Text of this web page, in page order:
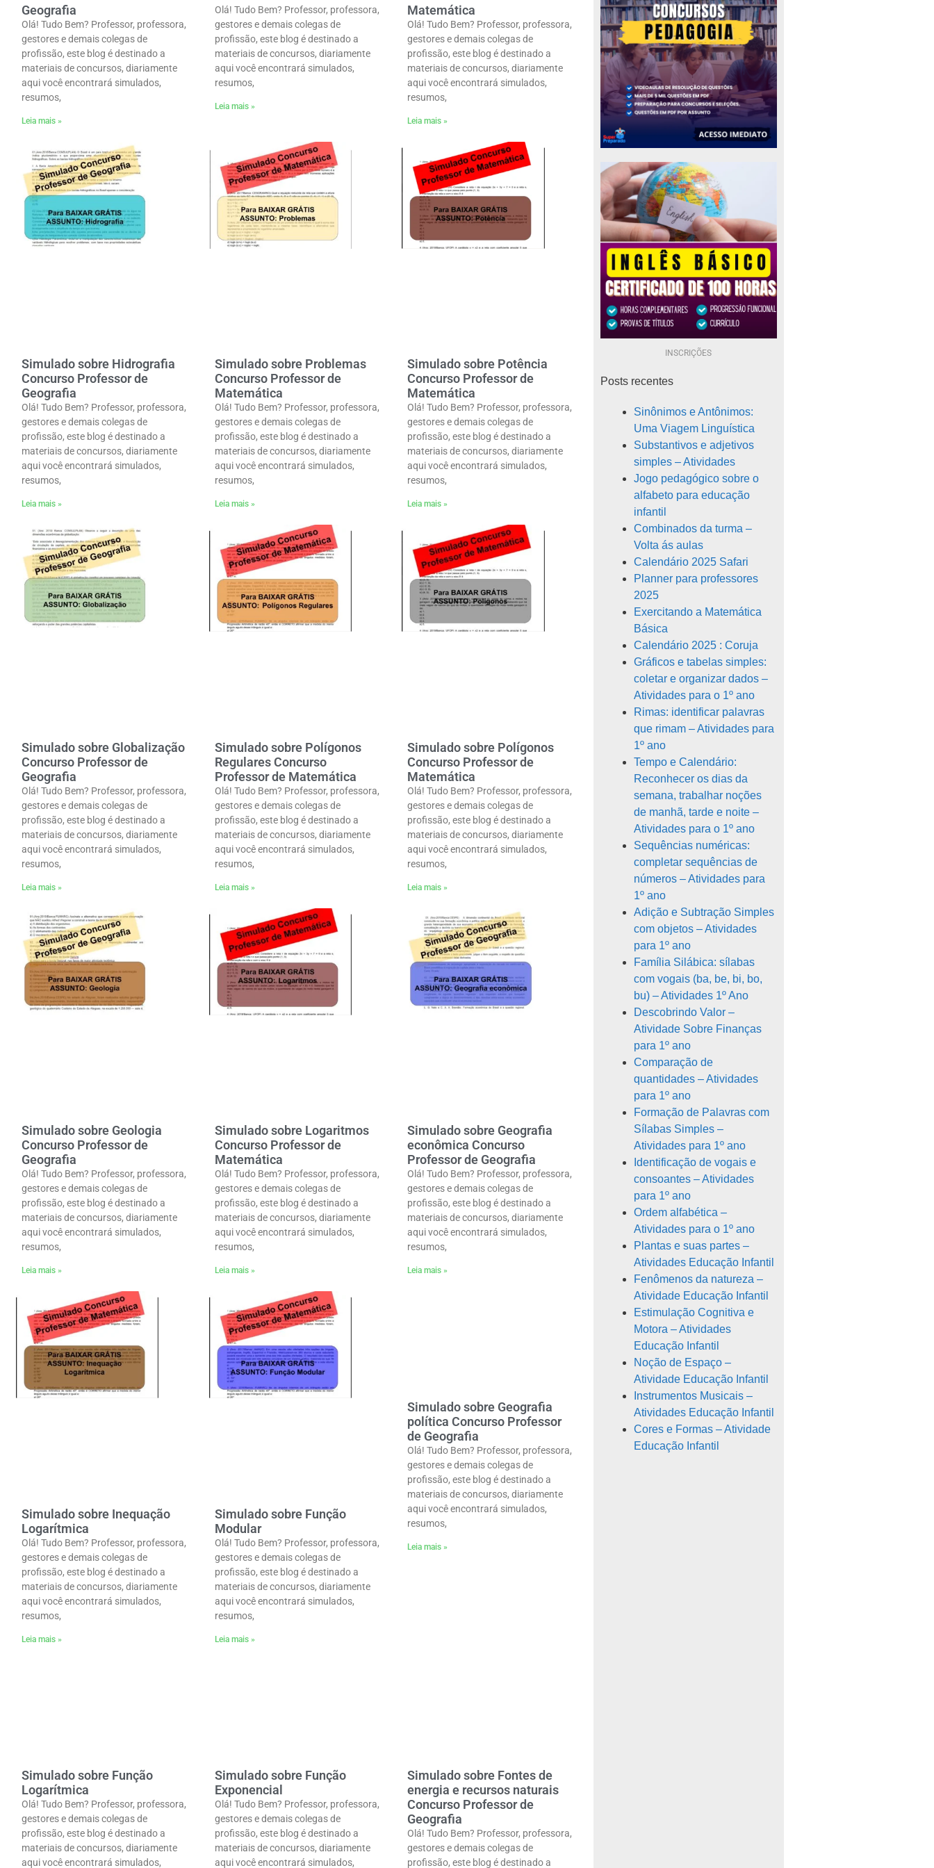
Geografia
Olá! Tudo Bem? Professor, professora,
gestores e demais colegas de
profissão, este blog é destinado a
materiais de concursos, diariamente
aqui você encontrará simulados,
resumos,
Leia mais »
Olá! Tudo Bem? Professor, professora,
gestores e demais colegas de
profissão, este blog é destinado a
materiais de concursos, diariamente
aqui você encontrará simulados,
resumos,
Leia mais »
Matemática
Olá! Tudo Bem? Professor, professora,
gestores e demais colegas de
profissão, este blog é destinado a
materiais de concursos, diariamente
aqui você encontrará simulados,
resumos,
Leia mais »
Simulado sobre Hidrografia
Concurso Professor de
Geografia
Olá! Tudo Bem? Professor, professora,
gestores e demais colegas de
profissão, este blog é destinado a
materiais de concursos, diariamente
aqui você encontrará simulados,
resumos,
Leia mais »
Simulado sobre Problemas
Concurso Professor de
Matemática
Olá! Tudo Bem? Professor, professora,
gestores e demais colegas de
profissão, este blog é destinado a
materiais de concursos, diariamente
aqui você encontrará simulados,
resumos,
Leia mais »
Simulado sobre Potência
Concurso Professor de
Matemática
Olá! Tudo Bem? Professor, professora,
gestores e demais colegas de
profissão, este blog é destinado a
materiais de concursos, diariamente
aqui você encontrará simulados,
resumos,
Leia mais »
Simulado sobre Globalização
Concurso Professor de
Geografia
Olá! Tudo Bem? Professor, professora,
gestores e demais colegas de
profissão, este blog é destinado a
materiais de concursos, diariamente
aqui você encontrará simulados,
resumos,
Leia mais »
Simulado sobre Polígonos
Regulares Concurso
Professor de Matemática
Olá! Tudo Bem? Professor, professora,
gestores e demais colegas de
profissão, este blog é destinado a
materiais de concursos, diariamente
aqui você encontrará simulados,
resumos,
Leia mais »
Simulado sobre Polígonos
Concurso Professor de
Matemática
Olá! Tudo Bem? Professor, professora,
gestores e demais colegas de
profissão, este blog é destinado a
materiais de concursos, diariamente
aqui você encontrará simulados,
resumos,
Leia mais »
Simulado sobre Geologia
Concurso Professor de
Geografia
Olá! Tudo Bem? Professor, professora,
gestores e demais colegas de
profissão, este blog é destinado a
materiais de concursos, diariamente
aqui você encontrará simulados,
resumos,
Leia mais »
Simulado sobre Logaritmos
Concurso Professor de
Matemática
Olá! Tudo Bem? Professor, professora,
gestores e demais colegas de
profissão, este blog é destinado a
materiais de concursos, diariamente
aqui você encontrará simulados,
resumos,
Leia mais »
Simulado sobre Geografia
econômica Concurso
Professor de Geografia
Olá! Tudo Bem? Professor, professora,
gestores e demais colegas de
profissão, este blog é destinado a
materiais de concursos, diariamente
aqui você encontrará simulados,
resumos,
Leia mais »
Simulado sobre Inequação
Logarítmica
Olá! Tudo Bem? Professor, professora,
gestores e demais colegas de
profissão, este blog é destinado a
materiais de concursos, diariamente
aqui você encontrará simulados,
resumos,
Leia mais »
Simulado sobre Função
Modular
Olá! Tudo Bem? Professor, professora,
gestores e demais colegas de
profissão, este blog é destinado a
materiais de concursos, diariamente
aqui você encontrará simulados,
resumos,
Leia mais »
Simulado sobre Geografia
política Concurso Professor
de Geografia
Olá! Tudo Bem? Professor, professora,
gestores e demais colegas de
profissão, este blog é destinado a
materiais de concursos, diariamente
aqui você encontrará simulados,
resumos,
Leia mais »
Simulado sobre Função
Logarítmica
Olá! Tudo Bem? Professor, professora,
gestores e demais colegas de
profissão, este blog é destinado a
materiais de concursos, diariamente
aqui você encontrará simulados,
Simulado sobre Função
Exponencial
Olá! Tudo Bem? Professor, professora,
gestores e demais colegas de
profissão, este blog é destinado a
materiais de concursos, diariamente
aqui você encontrará simulados,
Simulado sobre Fontes de
energia e recursos naturais
Concurso Professor de
Geografia
Olá! Tudo Bem? Professor, professora,
gestores e demais colegas de
profissão, este blog é destinado a
INSCRIÇÕES
Posts recentes
Sinônimos e Antônimos:
Uma Viagem Linguística
Substantivos e adjetivos
simples – Atividades
Jogo pedagógico sobre o
alfabeto para educação
infantil
Combinados da turma –
Volta ás aulas
Calendário 2025 Safari
Planner para professores
2025
Exercitando a Matemática
Básica
Calendário 2025 : Coruja
Gráficos e tabelas simples:
coletar e organizar dados –
Atividades para o 1º ano
Rimas: identificar palavras
que rimam – Atividades para
1º ano
Tempo e Calendário:
Reconhecer os dias da
semana, trabalhar noções
de manhã, tarde e noite –
Atividades para o 1º ano
Sequências numéricas:
completar sequências de
números – Atividades para
1º ano
Adição e Subtração Simples
com objetos – Atividades
para 1º ano
Família Silábica: sílabas
com vogais (ba, be, bi, bo,
bu) – Atividades 1º Ano
Descobrindo Valor –
Atividade Sobre Finanças
para 1º ano
Comparação de
quantidades – Atividades
para 1º ano
Formação de Palavras com
Sílabas Simples –
Atividades para 1º ano
Identificação de vogais e
consoantes – Atividades
para 1º ano
Ordem alfabética –
Atividades para o 1º ano
Plantas e suas partes –
Atividades Educação Infantil
Fenômenos da natureza –
Atividade Educação Infantil
Estimulação Cognitiva e
Motora – Atividades
Educação Infantil
Noção de Espaço –
Atividade Educação Infantil
Instrumentos Musicais –
Atividades Educação Infantil
Cores e Formas – Atividade
Educação Infantil